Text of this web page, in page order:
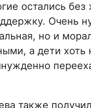
остались
Очень
но и
а дети хоть
также